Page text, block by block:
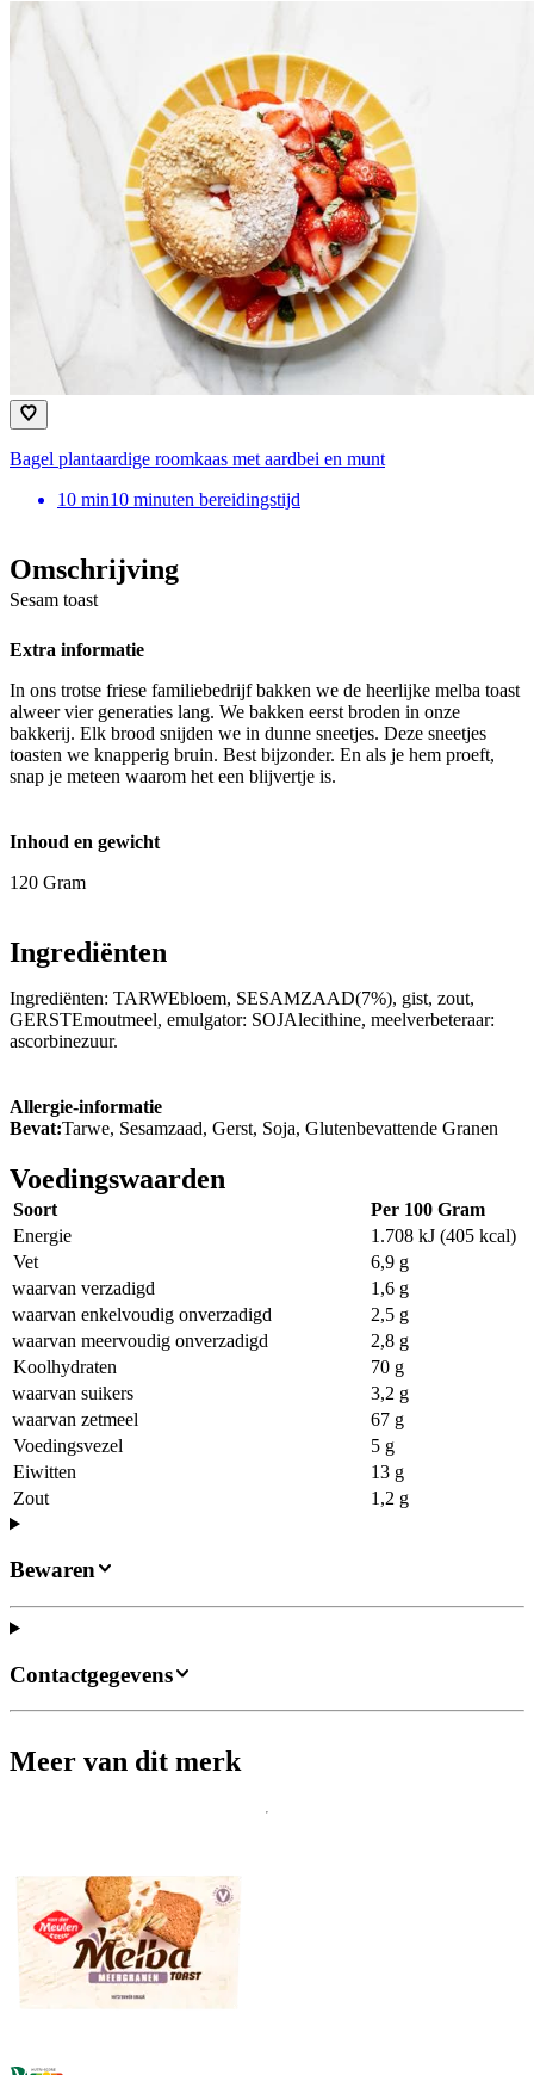
Bagel plantaardige roomkaas met aardbei en munt
10 min10 minuten bereidingstijd
Omschrijving
Sesam toast
Extra informatie
In ons trotse friese familiebedrijf bakken we de heerlijke melba toast
alweer vier generaties lang. We bakken eerst broden in onze
bakkerij. Elk brood snijden we in dunne sneetjes. Deze sneetjes
toasten we knapperig bruin. Best bijzonder. En als je hem proeft,
snap je meteen waarom het een blijvertje is.
Inhoud en gewicht
120 Gram
Ingrediënten
Ingrediënten: TARWEbloem, SESAMZAAD(7%), gist, zout,
GERSTEmoutmeel, emulgator: SOJAlecithine, meelverbeteraar:
ascorbinezuur.
Allergie-informatie
Bevat:Tarwe, Sesamzaad, Gerst, Soja, Glutenbevattende Granen
Voedingswaarden
Soort
Per 100 Gram
Energie
1.708 kJ (405 kcal)
Vet
6,9 g
waarvan verzadigd
1,6 g
waarvan enkelvoudig onverzadigd
2,5 g
waarvan meervoudig onverzadigd
2,8 g
Koolhydraten
70 g
waarvan suikers
3,2 g
waarvan zetmeel
67 g
Voedingsvezel
5 g
Eiwitten
13 g
Zout
1,2 g
Bewaren
Contactgegevens
Meer van dit merk